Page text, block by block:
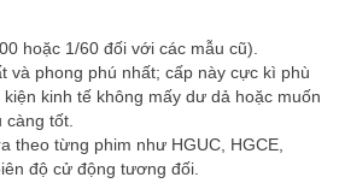
hoặc 1/60 đối với các mẫu cũ).
và phong phú nhất; cấp này cực kì phù
kinh tế không mấy dư dả hoặc muốn
càng tốt.
theo từng phim như HGUC, HGCE,
độ cử động tương đối.